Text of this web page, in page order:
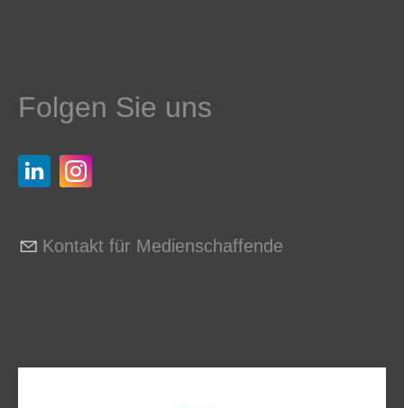
Folgen Sie uns
Kontakt für Medienschaffende